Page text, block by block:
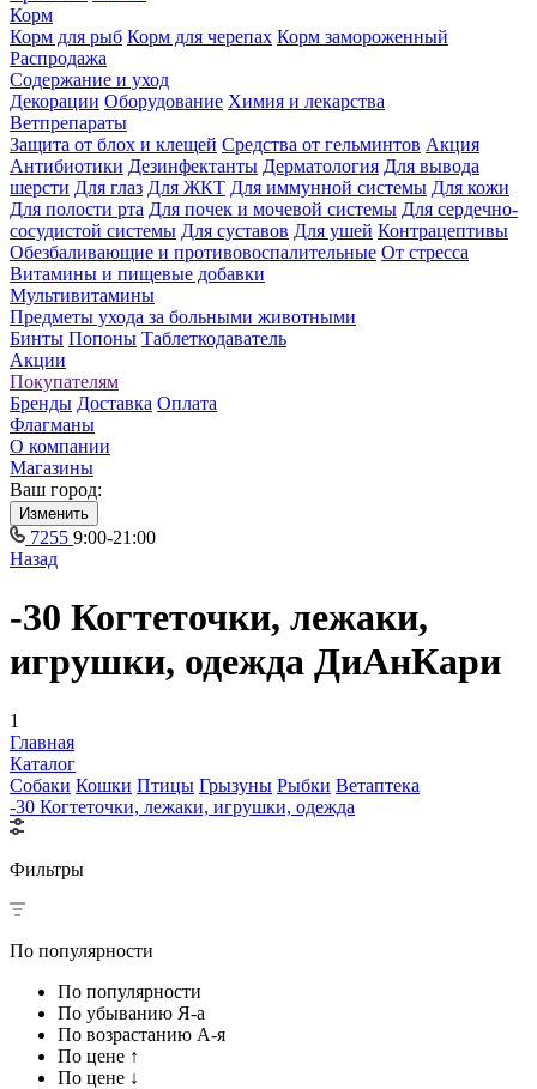
Корм
Корм для рыб Корм для черепах Корм замороженный
Распродажа
Содержание и уход
Декорации Оборудование Химия и лекарства
Ветпрепараты
Защита от блох и клещей Средства от гельминтов Акция
Антибиотики Дезинфектанты Дерматология Для вывода
шерсти Для глаз Для ЖКТ Для иммунной системы Для кожи
Для полости рта Для почек и мочевой системы Для сердечно-
сосудистой системы Для суставов Для ушей Контрацептивы
Обезбаливающие и противовоспалительные От стресса
Витамины и пищевые добавки
Мультивитамины
Предметы ухода за больными животными
Бинты Попоны Таблеткодаватель
Акции
Покупателям
Бренды Доставка Оплата
Флагманы
О компании
Магазины
Ваш город:
Изменить
7255 9:00-21:00
Назад
-30 Когтеточки, лежаки,
игрушки, одежда ДиАнКари
1
Главная
Каталог
Собаки Кошки Птицы Грызуны Рыбки Ветаптека
-30 Когтеточки, лежаки, игрушки, одежда
Фильтры
По популярности
По популярности
По убыванию Я-а
По возрастанию А-я
По цене ↑
По цене ↓